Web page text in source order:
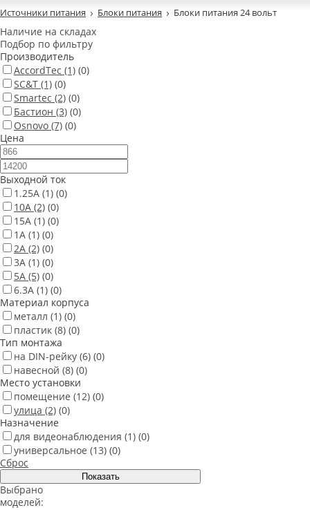
Источники питания Блоки питания Блоки питания 24 вольт
Наличие на складах
Подбор по фильтру
Производитель
AccordTec (1) (0)
SC&T (1) (0)
Smartec (2) (0)
Бастион (3) (0)
Osnovo (7) (0)
Цена
Выходной ток
1.25А (1) (0)
10А (2) (0)
15А (1) (0)
1А (1) (0)
2А (2) (0)
3А (1) (0)
5А (5) (0)
6.3А (1) (0)
Материал корпуса
металл (1) (0)
пластик (8) (0)
Тип монтажа
на DIN-рейку (6) (0)
навесной (8) (0)
Место установки
помещение (12) (0)
улица (2) (0)
Назначение
для видеонаблюдения (1) (0)
универсальное (13) (0)
Сброс
Выбрано
моделей: